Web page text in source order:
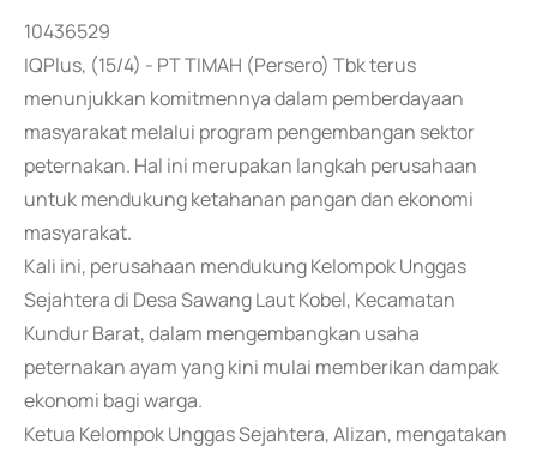
10436529
IQPlus, (15/4) - PT TIMAH (Persero) Tbk terus
menunjukkan komitmennya dalam pemberdayaan
masyarakat melalui program pengembangan sektor
peternakan. Hal ini merupakan langkah perusahaan
untuk mendukung ketahanan pangan dan ekonomi
masyarakat.
Kali ini, perusahaan mendukung Kelompok Unggas
Sejahtera di Desa Sawang Laut Kobel, Kecamatan
Kundur Barat, dalam mengembangkan usaha
peternakan ayam yang kini mulai memberikan dampak
ekonomi bagi warga.
Ketua Kelompok Unggas Sejahtera, Alizan, mengatakan